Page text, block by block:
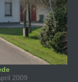
2009